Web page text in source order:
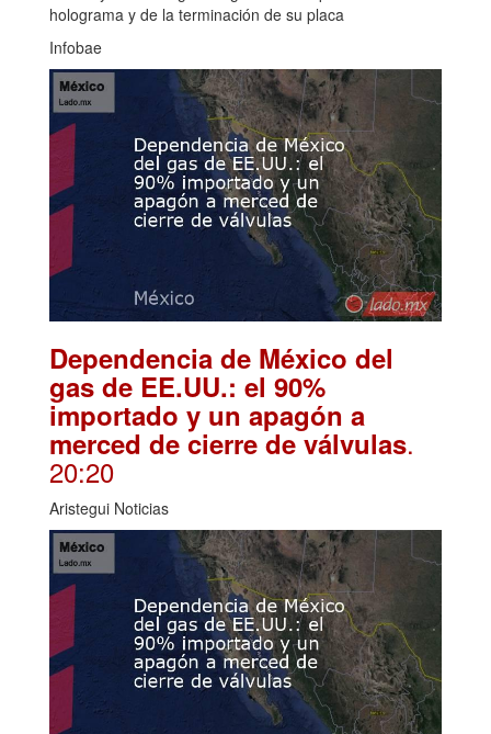
holograma y de la terminación de su placa
Infobae
Dependencia de México del
gas de EE.UU.: el 90%
importado y un apagón a
merced de cierre de válvulas.
20:20
Aristegui Noticias